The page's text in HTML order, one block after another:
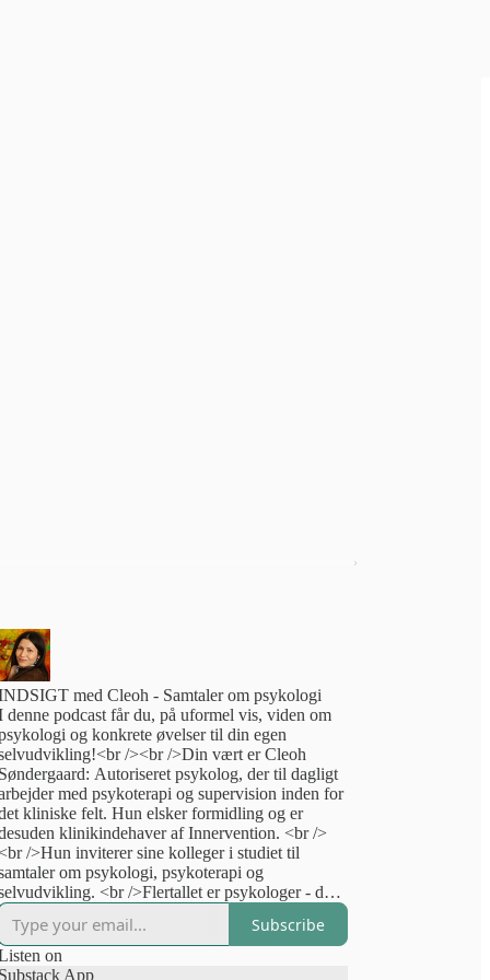
med Cleoh - Samtaler om psykologi
denne podcast får du, på uformel vis, viden om
og konkrete øvelser til din egen
/><br />Din vært er Cleoh
Søndergaard: Autoriseret psykolog, der til dagligt
med psykoterapi og supervision inden for
kliniske felt. Hun elsker formidling og er
klinikindehaver af Innervention. <br />
<br />Hun inviterer sine kolleger i studiet til
om psykologi, psykoterapi og
<br />Flertallet er psykologer - de
alle noget vigtigt på hjertet, som de brænder
for!<br /><br />I podcasten finder du også solo-
hvor hun deler sin viden om en række
emner som selvværd, den indre selvkritiker, stress,
Subscribe
on
Substack App